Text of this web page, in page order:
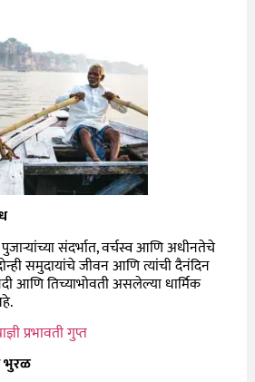
संदर्भात, वर्चस्व आणि अधीनतेचे
समुदायांचे जीवन आणि त्यांची दैनंदिन
आणि तिच्याभोवती असलेल्या धार्मिक
प्रभावती गुप्त
भुरळ